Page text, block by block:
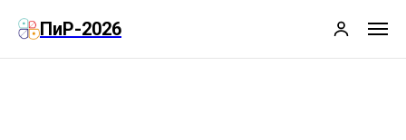
ПиР-2026